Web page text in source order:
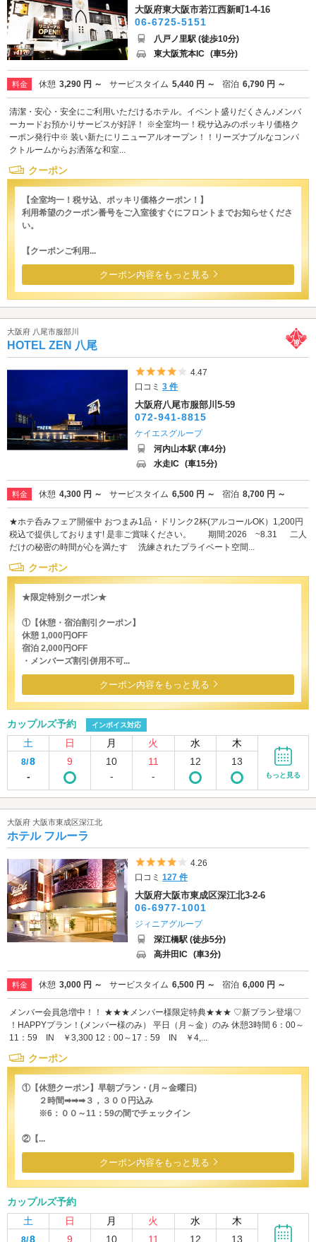
大阪府東大阪市若江西新町1-4-16
06-6725-5151
八戸ノ里駅 (徒歩10分)
東大阪荒本IC (車5分)
料金 休憩 3,290 円 ～ サービスタイム 5,440 円 ～ 宿泊 6,790 円 ～
清潔・安心・安全にご利用いただけるホテル。イベント盛りだくさん♪メンバ
ーカードお預かりサービスが好評！ ※全室均一！税サ込みのポッキリ価格ク
ーポン発行中※ 装い新たにリニューアルオープン！！リーズナブルなコンパ
クトルームからお洒落な和室...
クーポン
【全室均一！税サ込、ポッキリ価格クーポン！】
利用希望のクーポン番号をご入室後すぐにフロントまでお知らせくださ
い。
【クーポンご利用...
クーポン内容をもっと見る
大阪府 八尾市服部川
HOTEL ZEN 八尾
5つ星のうち4
4.47
口コミ3 件
大阪府八尾市服部川5-59
072-941-8815
ケイエスグループ
河内山本駅 (車4分)
水走IC (車15分)
料金 休憩 4,300 円 ～ サービスタイム 6,500 円 ～ 宿泊 8,700 円 ～
★ホテ呑みフェア開催中 おつまみ1品・ドリンク2杯(アルコールOK）1,200円
税込で提供しております! 是非ご賞味ください。 期間:2026 ~8.31 二人
だけの秘密の時間が心を満たす 洗練されたプライベート空間...
クーポン
★限定特別クーポン★
①【休憩・宿泊割引クーポン】
休憩 1,000円OFF
宿泊 2,000円OFF
・メンバーズ割引併用不可...
クーポン内容をもっと見る
カップルズ予約 インボイス対応
土 日 月 火 水 木
8/8
-
9
10
-
11
-
12 13
もっと見る
大阪府 大阪市東成区深江北
ホテル フルーラ
5つ星のうち4
4.26
口コミ127 件
大阪府大阪市東成区深江北3-2-6
06-6977-1001
ジィニアグループ
深江橋駅 (徒歩5分)
高井田IC (車3分)
料金 休憩 3,000 円 ～ サービスタイム 6,500 円 ～ 宿泊 6,000 円 ～
メンバー会員急増中！！ ★★★メンバー様限定特典★★★ ♡新プラン登場♡
！HAPPYプラン！(メンバー様のみ） 平日（月～金）のみ 休憩3時間 6：00～
11：59 IN ￥3,300 12：00～17：59 IN ￥4,...
クーポン
①【休憩クーポン】早朝プラン・(月～金曜日)
２時間➡➡➡３，３００円込み
※6：００～11：59の間でチェックイン
②【...
クーポン内容をもっと見る
カップルズ予約
土
日 月 火 水 木
8/8 9 10 11 12 13